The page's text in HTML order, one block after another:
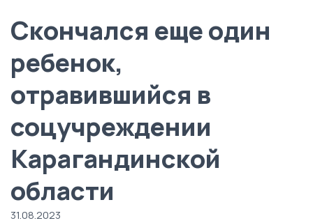
Скончался еще один
ребенок,
отравившийся в
соцучреждении
Карагандинской
области
31.08.2023